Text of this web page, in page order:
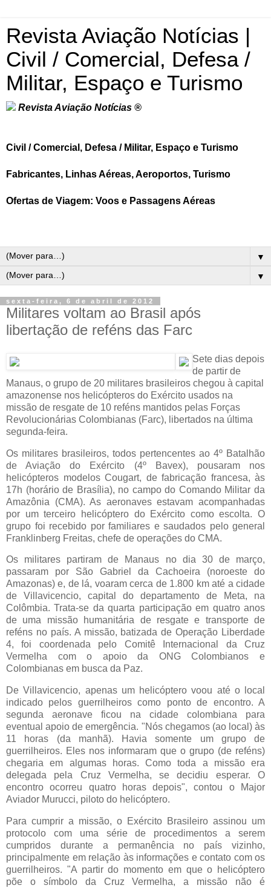
Revista Aviação Notícias |
Civil / Comercial, Defesa /
Militar, Espaço e Turismo
Revista Aviação Notícias ®
Civil / Comercial, Defesa / Militar, Espaço e Turismo
Fabricantes, Linhas Aéreas, Aeroportos, Turismo
Ofertas de Viagem: Voos e Passagens Aéreas
▼
▼
sexta-feira, 6 de abril de 2012
Militares voltam ao Brasil após
libertação de reféns das Farc
Sete dias depois
de partir de
Manaus, o grupo de 20 militares brasileiros chegou à capital
amazonense nos helicópteros do Exército usados na
missão de resgate de 10 reféns mantidos pelas Forças
Revolucionárias Colombianas (Farc), libertados na última
segunda-feira.
Os militares brasileiros, todos pertencentes ao 4º Batalhão
de Aviação do Exército (4º Bavex), pousaram nos
helicópteros modelos Cougart, de fabricação francesa, às
17h (horário de Brasília), no campo do Comando Militar da
Amazônia (CMA). As aeronaves estavam acompanhadas
por um terceiro helicóptero do Exército como escolta. O
grupo foi recebido por familiares e saudados pelo general
Franklinberg Freitas, chefe de operações do CMA.
Os militares partiram de Manaus no dia 30 de março,
passaram por São Gabriel da Cachoeira (noroeste do
Amazonas) e, de lá, voaram cerca de 1.800 km até a cidade
de Villavicencio, capital do departamento de Meta, na
Colômbia. Trata-se da quarta participação em quatro anos
de uma missão humanitária de resgate e transporte de
reféns no país. A missão, batizada de Operação Liberdade
4, foi coordenada pelo Comitê Internacional da Cruz
Vermelha com o apoio da ONG Colombianos e
Colombianas em busca da Paz.
De Villavicencio, apenas um helicóptero voou até o local
indicado pelos guerrilheiros como ponto de encontro. A
segunda aeronave ficou na cidade colombiana para
eventual apoio de emergência. "Nós chegamos (ao local) às
11 horas (da manhã). Havia somente um grupo de
guerrilheiros. Eles nos informaram que o grupo (de reféns)
chegaria em algumas horas. Como toda a missão era
delegada pela Cruz Vermelha, se decidiu esperar. O
encontro ocorreu quatro horas depois", contou o Major
Aviador Murucci, piloto do helicóptero.
Para cumprir a missão, o Exército Brasileiro assinou um
protocolo com uma série de procedimentos a serem
cumpridos durante a permanência no país vizinho,
principalmente em relação às informações e contato com os
guerrilheiros. "A partir do momento em que o helicóptero
põe o símbolo da Cruz Vermelha, a missão não é